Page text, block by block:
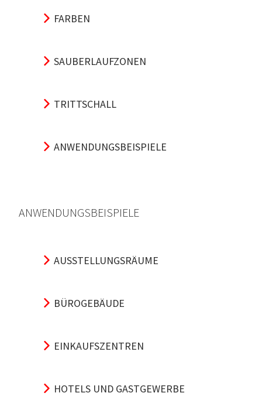
FARBEN
SAUBERLAUFZONEN
TRITTSCHALL
ANWENDUNGSBEISPIELE
ANWENDUNGSBEISPIELE
AUSSTELLUNGSRÄUME
BÜROGEBÄUDE
EINKAUFSZENTREN
HOTELS UND GASTGEWERBE